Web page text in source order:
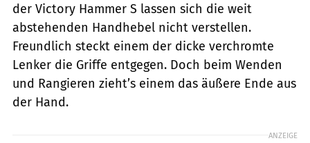
der Victory Hammer S lassen sich die weit
abstehenden Handhebel nicht verstellen.
Freundlich steckt einem der dicke verchromte
Lenker die Griffe entgegen. Doch beim Wenden
und Rangieren zieht’s einem das äußere Ende aus
der Hand.
ANZEIGE